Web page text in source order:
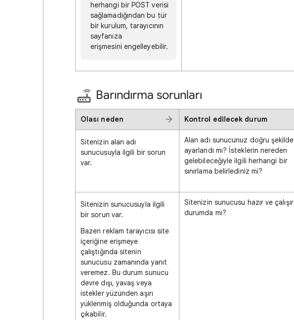
herhangi bir POST verisi
sağlamadığından bu tür
bir kurulum, tarayıcının
sayfanıza
erişmesini engelleyebilir.
Barındırma sorunları
Olası neden Kontrol edilecek durum
Sitenizin alan adı
sunucusuyla ilgili bir sorun
var.
Alan adı sunucunuz doğru şekilde
ayarlandı mı? İsteklerin nereden
gelebileceğiyle ilgili herhangi bir
sınırlama belirlediniz mi?
Sitenizin sunucusuyla ilgili
bir sorun var.
Bazen reklam tarayıcısı site
içeriğine erişmeye
çalıştığında sitenin
sunucusu zamanında yanıt
veremez. Bu durum sunucu
devre dışı, yavaş veya
istekler yüzünden aşırı
yüklenmiş olduğunda ortaya
çıkabilir.
Sitenizin sunucusu hazır ve çalışır
durumda mı?